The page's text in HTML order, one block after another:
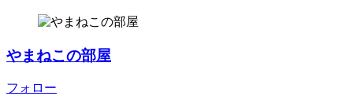
やまねこの部屋
フォロー